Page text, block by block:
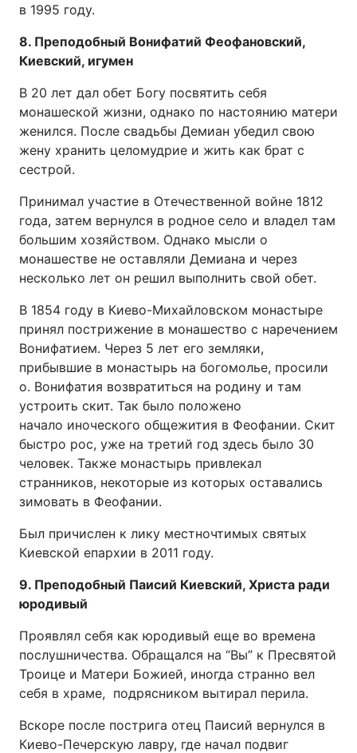
в 1995 году.
8. Преподобный Вонифатий Феофановский,
Киевский, игумен
В 20 лет дал обет Богу посвятить себя
монашеской жизни, однако по настоянию матери
женился. После свадьбы Демиан убедил свою
жену хранить целомудрие и жить как брат с
сестрой.
Принимал участие в Отечественной войне 1812
года, затем вернулся в родное село и владел там
большим хозяйством. Однако мысли о
монашестве не оставляли Демиана и через
несколько лет он решил выполнить свой обет.
В 1854 году в Киево-Михайловском монастыре
принял пострижение в монашество с наречением
Вонифатием. Через 5 лет его земляки,
прибывшие в монастырь на богомолье, просили
о. Вонифатия возвратиться на родину и там
устроить скит. Так было положено
начало иноческого общежития в Феофании. Скит
быстро рос, уже на третий год здесь было 30
человек. Также монастырь привлекал
странников, некоторые из которых оставались
зимовать в Феофании.
Был причислен к лику местночтимых святых
Киевской епархии в 2011 году.
9. Преподобный Паисий Киевский, Христа ради
юродивый
Проявлял себя как юродивый еще во времена
послушничества. Обращался на “Вы” к Пресвятой
Троице и Матери Божией, иногда странно вел
себя в храме, подрясником вытирал перила.
Вскоре после пострига отец Паисий вернулся в
Киево-Печерскую лавру, где начал подвиг